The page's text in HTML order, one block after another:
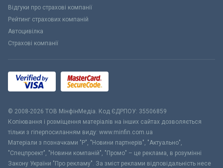
Відгуки про страхові компанії
Рейтинг страхових компаній
Автоцивілка
Страхові компанії
© 2008-2026 ТОВ МiнфiнМедiа. Код ЄДРПОУ: 35506859
Копіювання і розміщення матеріалів на інших сайтах дозволяється
тільки з гіперпосиланням виду: www.minfin.com.ua
Матеріали з позначками "Р", "Новини партнерів", "Актуально",
"Спецпроект", "Новини компаній", "Промо" – це реклама, в розумінні
Закону України "Про рекламу". За зміст реклами відповідальність несе